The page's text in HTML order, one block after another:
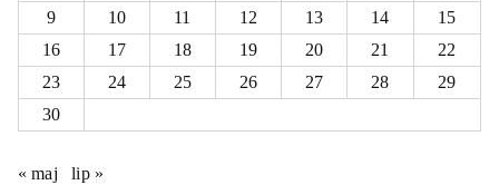
9
10 11 12 13 14
15
16
17 18 19 20 21
22
23
24 25 26 27 28
29
30
« maj lip »